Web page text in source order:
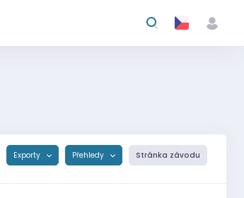
Exporty Přehledy Stránka závodu